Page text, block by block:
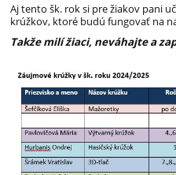
Aj tento šk. rok si pre žiakov pani
krúžkov, ktoré budú fungovať na
Takže milí žiaci, neváhajte a